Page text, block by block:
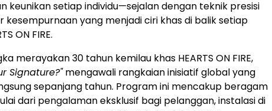
keunikan setiap individu—sejalan dengan teknik presisi
kesempurnaan yang menjadi ciri khas di balik setiap
ON FIRE.
merayakan 30 tahun kemilau khas HEARTS ON FIRE,
Signature?"mengawali rangkaian inisiatif global yang
sepanjang tahun. Program ini mencakup beragam
dari pengalaman eksklusif bagi pelanggan, instalasi di